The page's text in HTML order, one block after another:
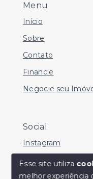
Menu
Início
Sobre
Contato
Financie
Negocie seu
Social
Instagram
Facebook
Youtube
Esse site utiliza
melhor experiência